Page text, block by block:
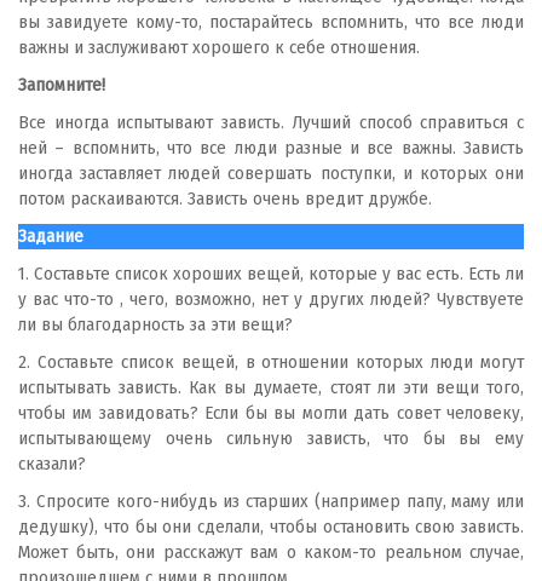
вы завидуете кому-то, постарайтесь вспомнить, что все люди
важны и заслуживают хорошего к себе отношения.
Запомните!
Все иногда испытывают зависть. Лучший способ справиться с
ней – вспомнить, что все люди разные и все важны. Зависть
иногда заставляет людей совершать поступки, и которых они
потом раскаиваются. Зависть очень вредит дружбе.
Задание
1. Составьте список хороших вещей, которые у вас есть. Есть ли
у вас что-то , чего, возможно, нет у других людей? Чувствуете
ли вы благодарность за эти вещи?
2. Составьте список вещей, в отношении которых люди могут
испытывать зависть. Как вы думаете, стоят ли эти вещи того,
чтобы им завидовать? Если бы вы могли дать совет человеку,
испытывающему очень сильную зависть, что бы вы ему
сказали?
3. Спросите кого-нибудь из старших (например папу, маму или
дедушку), что бы они сделали, чтобы остановить свою зависть.
Может быть, они расскажут вам о каком-то реальном случае,